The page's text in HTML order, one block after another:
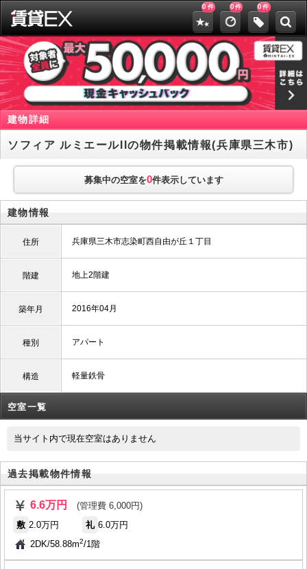
0 件 0件 0件
建物詳細
ソフィア ルミエールIIの物件掲載情報(兵庫県三木市)
募集中の空室を0件表示しています
建物情報
住所 兵庫県三木市志染町西自由が丘１丁目
階建 地上2階建
築年月 2016年04月
種別 アパート
構造 軽量鉄骨
空室一覧
当サイト内で現在空室はありません
過去掲載物件情報
6.6万円
(管理費 6,000円)
敷 2.0万円 礼 6.0万円
2DK/58.88m2/1階